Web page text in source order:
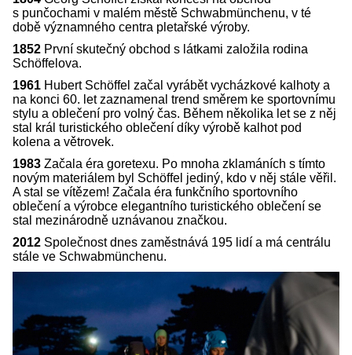
s punčochami v malém městě Schwabmünchenu, v té
době významného centra pletařské výroby.
1852 První skutečný obchod s látkami založila rodina
Schöffelova.
1961 Hubert Schöffel začal vyrábět vycházkové kalhoty a
na konci 60. let zaznamenal trend směrem ke sportovnímu
stylu a oblečení pro volný čas. Během několika let se z něj
stal král turistického oblečení díky výrobě kalhot pod
kolena a větrovek.
1983 Začala éra goretexu. Po mnoha zklamáních s tímto
novým materiálem byl Schöffel jediný, kdo v něj stále věřil.
A stal se vítězem! Začala éra funkčního sportovního
oblečení a výrobce elegantního turistického oblečení se
stal mezinárodně uznávanou značkou.
2012 Společnost dnes zaměstnává 195 lidí a má centrálu
stále ve Schwabmünchenu.